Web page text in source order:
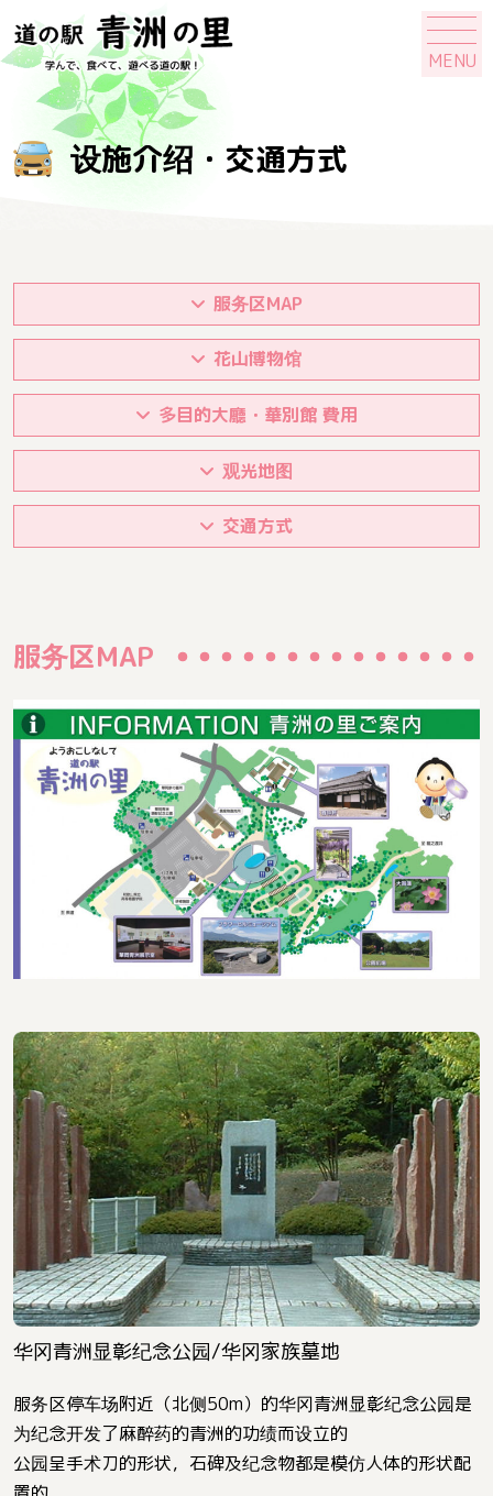
MENU
设施介绍・交通方式
服务区MAP
花山博物馆
多目的大廳・華別館 費用
观光地图
交通方式
服务区MAP
华冈青洲显彰纪念公园/华冈家族墓地
服务区停车场附近（北侧50m）的华冈青洲显彰纪念公园是
为纪念开发了麻醉药的青洲的功绩而设立的
公园呈手术刀的形状，石碑及纪念物都是模仿人体的形状配